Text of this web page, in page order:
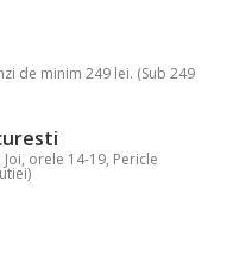
de minim 249 lei. (Sub 249
orele 14-19, Pericle